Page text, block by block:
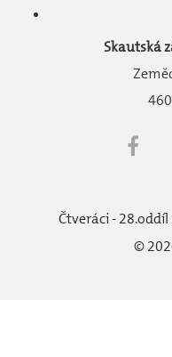
Skautská
Čtveráci - 28.oddíl
©